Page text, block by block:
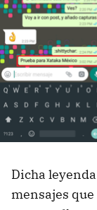
Dicha
mensajes